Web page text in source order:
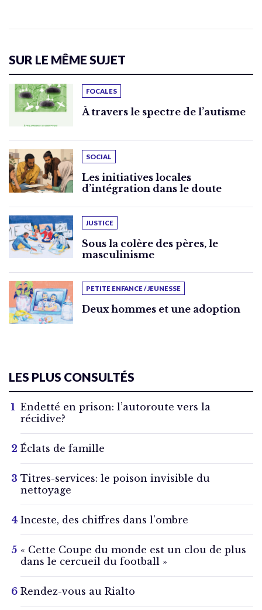
SUR LE MÊME SUJET
FOCALES
À travers le spectre de l’autisme
SOCIAL
Les initiatives locales
d’intégration dans le doute
JUSTICE
Sous la colère des pères, le
masculinisme
PETITE ENFANCE / JEUNESSE
Deux hommes et une adoption
LES PLUS CONSULTÉS
Endetté en prison: l’autoroute vers la
récidive?
Éclats de famille
Titres-services: le poison invisible du
nettoyage
Inceste, des chiffres dans l’ombre
« Cette Coupe du monde est un clou de plus
dans le cercueil du football »
Rendez-vous au Rialto